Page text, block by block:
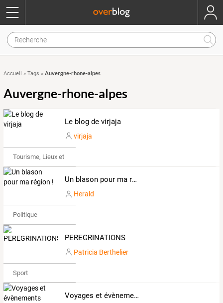
Accueil » Tags » Auvergne-rhone-alpes
Auvergne-rhone-alpes
Le blog de virjaja
virjaja
Tourisme, Lieux et Événements
Un blason pour ma région !
Herald
Politique
PEREGRINATIONS
Patricia Berthelier
Sport
Voyages et évènements